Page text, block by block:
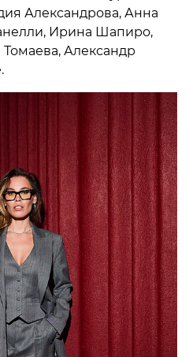
Александрова, Анна
Ирина Шапиро,
Александр